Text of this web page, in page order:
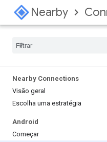
Nearby
Nearby Connections
Visão geral
Escolha uma estratégia
Android
Começar